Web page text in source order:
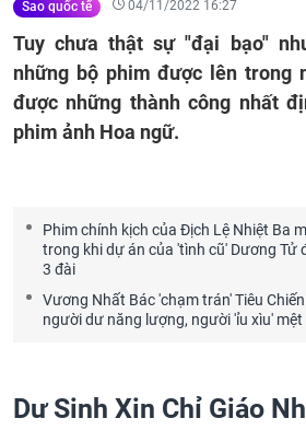
Sao quốc tế 04/11/2022 16:27
Tuy chưa thật sự "đại bạo"
những bộ phim được lên trong
được những thành công nhất
phim ảnh Hoa ngữ.
Phim chính kịch của Địch Lệ Nhiệt Ba
trong khi dự án của 'tình cũ' Dương Tử
3 đài
Vương Nhất Bác 'chạm trán' Tiêu
người dư năng lượng, người 'ỉu xìu' mệt
Dư Sinh Xin Chỉ Giáo